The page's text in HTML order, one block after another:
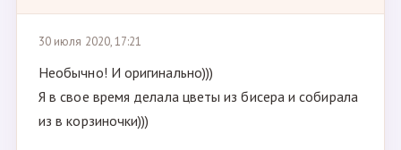
30 июля 2020, 17:21
Необычно! И оригинально)))
Я в свое время делала цветы из бисера и собирала
из в корзиночки)))